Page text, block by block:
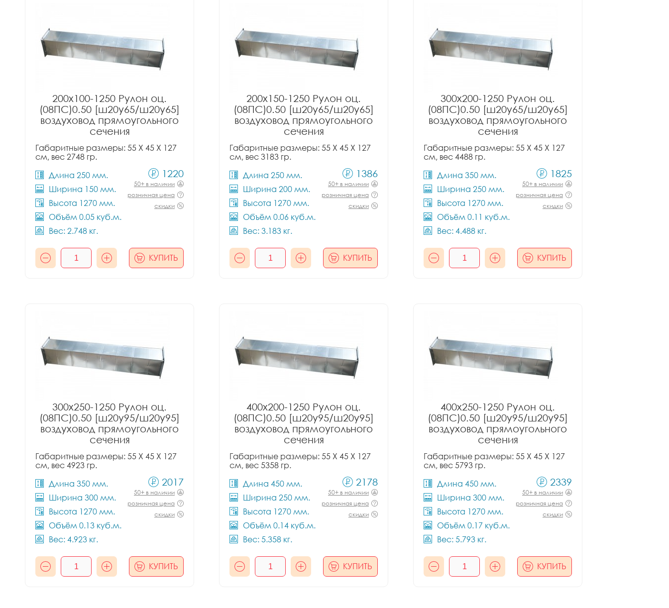
200x100-1250 Рулон оц.
(08ПС)0.50 [ш20у65/ш20у65]
воздуховод прямоугольного
сечения
Габаритные размеры: 55 X 45 X 127
см, вес 2748 гр.
Длина 250 мм.
Ширина 150 мм.
Высота 1270 мм.
Объём 0.05 куб.м.
Вес: 2.748 кг.
1220
50+ в наличии
розничная цена
скидки
КУПИТЬ
200x150-1250 Рулон оц.
(08ПС)0.50 [ш20у65/ш20у65]
воздуховод прямоугольного
сечения
Габаритные размеры: 55 X 45 X 127
см, вес 3183 гр.
Длина 250 мм.
Ширина 200 мм.
Высота 1270 мм.
Объём 0.06 куб.м.
Вес: 3.183 кг.
1386
50+ в наличии
розничная цена
скидки
КУПИТЬ
300x200-1250 Рулон оц.
(08ПС)0.50 [ш20у65/ш20у65]
воздуховод прямоугольного
сечения
Габаритные размеры: 55 X 45 X 127
см, вес 4488 гр.
Длина 350 мм.
Ширина 250 мм.
Высота 1270 мм.
Объём 0.11 куб.м.
Вес: 4.488 кг.
1825
50+ в наличии
розничная цена
скидки
КУПИТЬ
300x250-1250 Рулон оц.
(08ПС)0.50 [ш20у95/ш20у95]
воздуховод прямоугольного
сечения
Габаритные размеры: 55 X 45 X 127
см, вес 4923 гр.
Длина 350 мм.
Ширина 300 мм.
Высота 1270 мм.
Объём 0.13 куб.м.
Вес: 4.923 кг.
2017
50+ в наличии
розничная цена
скидки
КУПИТЬ
400x200-1250 Рулон оц.
(08ПС)0.50 [ш20у95/ш20у95]
воздуховод прямоугольного
сечения
Габаритные размеры: 55 X 45 X 127
см, вес 5358 гр.
Длина 450 мм.
Ширина 250 мм.
Высота 1270 мм.
Объём 0.14 куб.м.
Вес: 5.358 кг.
2178
50+ в наличии
розничная цена
скидки
КУПИТЬ
400x250-1250 Рулон оц.
(08ПС)0.50 [ш20у95/ш20у95]
воздуховод прямоугольного
сечения
Габаритные размеры: 55 X 45 X 127
см, вес 5793 гр.
Длина 450 мм.
Ширина 300 мм.
Высота 1270 мм.
Объём 0.17 куб.м.
Вес: 5.793 кг.
2339
50+ в наличии
розничная цена
скидки
КУПИТЬ